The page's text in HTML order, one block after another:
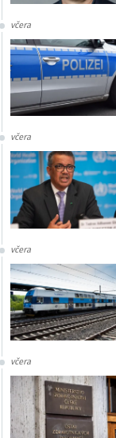
včera
včera
včera
včera